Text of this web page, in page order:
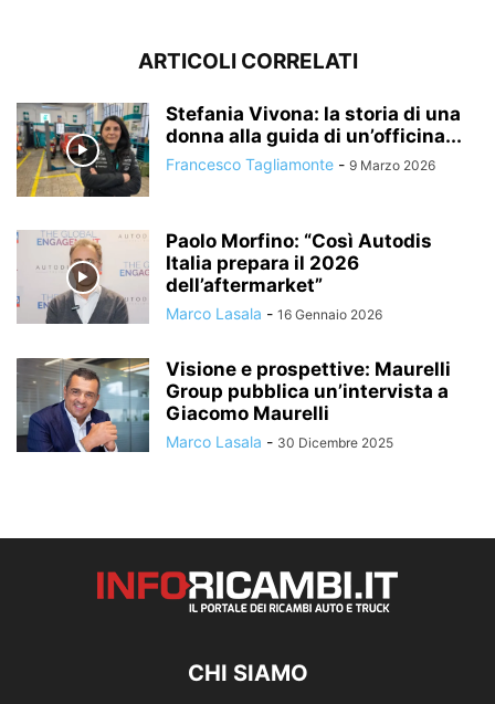
ARTICOLI CORRELATI
Stefania Vivona: la storia di una
donna alla guida di un’officina...
Francesco Tagliamonte - 9 Marzo 2026
Paolo Morfino: “Così Autodis
Italia prepara il 2026
dell’aftermarket”
Marco Lasala - 16 Gennaio 2026
Visione e prospettive: Maurelli
Group pubblica un’intervista a
Giacomo Maurelli
Marco Lasala - 30 Dicembre 2025
CHI SIAMO